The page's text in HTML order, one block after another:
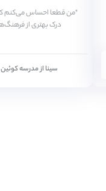
"من قطعا احساس می‌کنم
درک بهتری از
سینا از مدرسه کوئین